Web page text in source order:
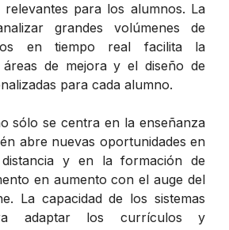
para los alumnos. La
grandes volúmenes de
en tiempo real facilita la
áreas de mejora y el diseño de
para cada alumno.
sólo se centra en la enseñanza
abre nuevas oportunidades en
y en la formación de
en aumento con el auge del
La capacidad de los sistemas
adaptar los currículos y